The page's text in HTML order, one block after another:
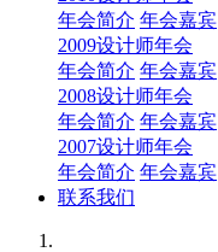
年会简介 年会嘉宾
2009设计师年会
年会简介 年会嘉宾
2008设计师年会
年会简介 年会嘉宾
2007设计师年会
年会简介 年会嘉宾
联系我们